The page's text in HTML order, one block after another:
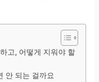
고, 어떻게 지워야 할
안 되는 걸까요